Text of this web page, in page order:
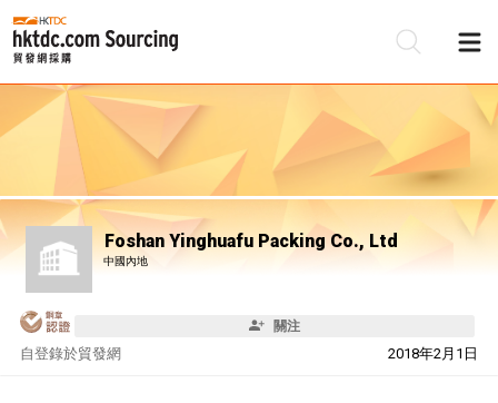
Foshan Yinghuafu Packing Co., Ltd
中國內地
關注
自 2018年2月1日
登錄於貿發網